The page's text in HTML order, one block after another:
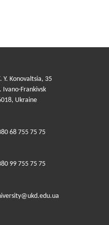
Y. Konovaltsia, 35
Ivano-Frankivsk
Ukraine
68 755 75 75
99 755 75 75